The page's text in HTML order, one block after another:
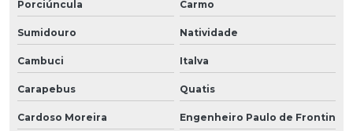
Porciúncula Carmo
Sumidouro Natividade
Cambuci Italva
Carapebus Quatis
Cardoso Moreira Engenheiro Paulo de Frontin